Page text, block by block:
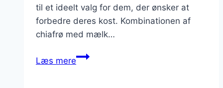
til et ideelt valg for dem, der ønsker at
forbedre deres kost. Kombinationen af
chiafrø med mælk…
Læs mereChiagrød